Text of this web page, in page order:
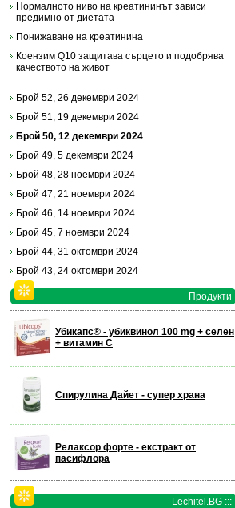
Нормалното ниво на креатининът зависи
предимно от диетата
Понижаване на креатинина
Коензим Q10 защитава сърцето и подобрява
качеството на живот
Брой 52, 26 декември 2024
Брой 51, 19 декември 2024
Брой 50, 12 декември 2024
Брой 49, 5 декември 2024
Брой 48, 28 ноември 2024
Брой 47, 21 ноември 2024
Брой 46, 14 ноември 2024
Брой 45, 7 ноември 2024
Брой 44, 31 октомври 2024
Брой 43, 24 октомври 2024
Продукти
Убикапс® - убиквинол 100 mg + селен
+ витамин С
Спирулина Дайет - супер храна
Релаксор форте - екстракт от
пасифлора
Lechitel.BG :::